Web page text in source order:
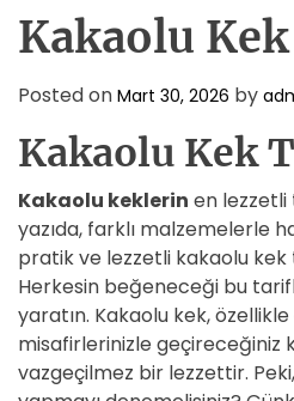
Kakaolu
Posted on Mart 30, 2026 by
Kakaolu Kek
Kakaolu keklerin en lezzetli
yazıda, farklı malzemelerle
pratik ve lezzetli kakaolu kek
Herkesin beğeneceği bu
yaratın. Kakaolu kek,
misafirlerinizle geçireceğiniz
vazgeçilmez bir lezzettir.